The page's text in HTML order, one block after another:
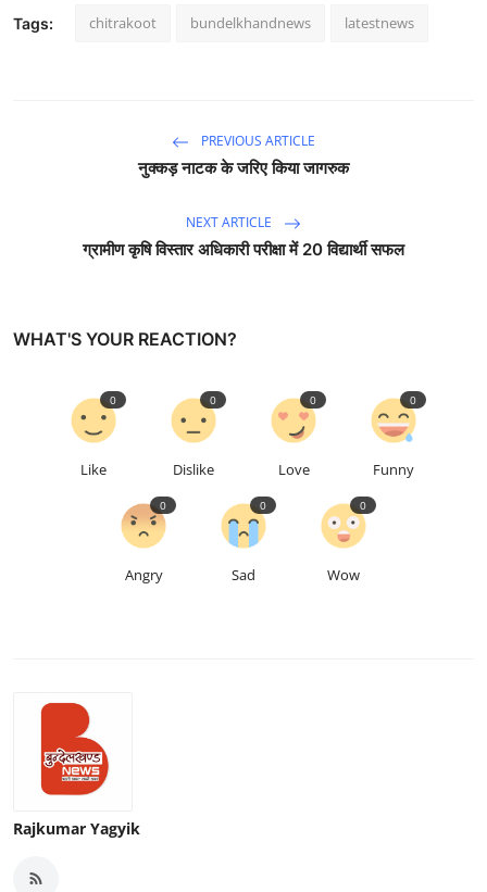
Tags: chitrakoot bundelkhandnews latestnews
PREVIOUS ARTICLE
नुक्कड़ नाटक के जरिए किया जागरुक
NEXT ARTICLE
ग्रामीण कृषि विस्तार अधिकारी परीक्षा में 20 विद्यार्थी सफल
WHAT'S YOUR REACTION?
Like
0
Dislike
0
Love
0
Funny
0
Angry
0
Sad
0
Wow
0
Rajkumar Yagyik